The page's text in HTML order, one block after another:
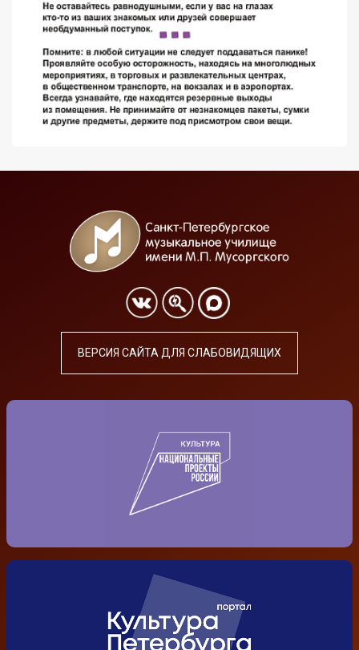
ВЕРСИЯ САЙТА ДЛЯ СЛАБОВИДЯЩИХ